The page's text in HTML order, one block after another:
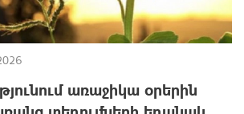
առաջիկա օրերին